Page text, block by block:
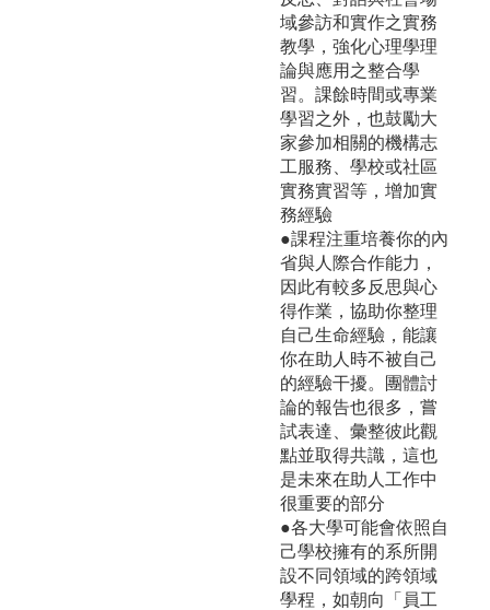
域參訪和實作之實務
教學，強化心理學理
論與應用之整合學
習。課餘時間或專業
學習之外，也鼓勵大
家參加相關的機構志
工服務、學校或社區
實務實習等，增加實
務經驗
●課程注重培養你的內
省與人際合作能力，
因此有較多反思與心
得作業，協助你整理
自己生命經驗，能讓
你在助人時不被自己
的經驗干擾。團體討
論的報告也很多，嘗
試表達、彙整彼此觀
點並取得共識，這也
是未來在助人工作中
很重要的部分
●各大學可能會依照自
己學校擁有的系所開
設不同領域的跨領域
學程，如朝向「員工